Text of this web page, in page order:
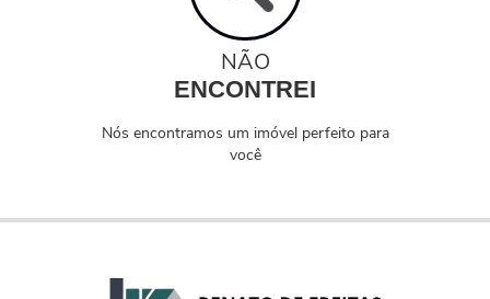
NÃO
ENCONTREI
Nós encontramos um imóvel perfeito para
você